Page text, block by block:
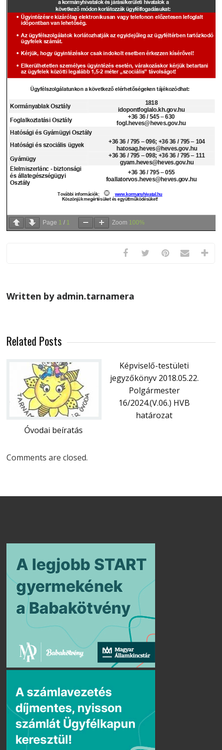
Page 1 / 1 Zoom 100%
Written by admin.tarnamera
Related Posts
Óvodai beíratás
Képviselő-testületi
jegyzőkönyv 2018.05.22.
Polgármester
16/2024.(V.06.) HVB
határozat
Comments are closed.